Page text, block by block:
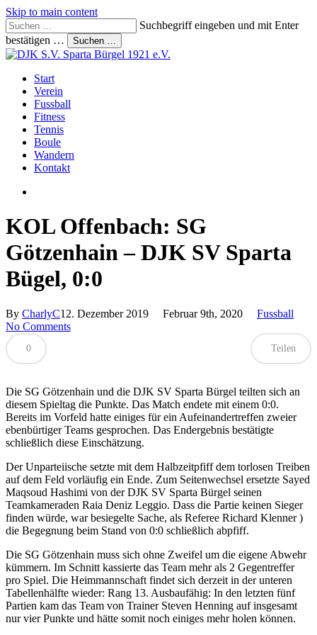
Skip to main content
Suchbegriff eingeben und mit Enter
bestätigen …
Suchen …
Close
search
Menu
Start
Verein
Fussball
Fitness
Tennis
Boule
Wandern
Kontakt
KOL Offenbach: SG
Götzenhain – DJK SV Sparta
Bügel, 0:0
By CharlyC12. Dezember 2019 Februar 9th, 2020
Fussball
No Comments
Teilen
0
Die SG Götzenhain und die DJK SV Sparta Bürgel teilten sich an
diesem Spieltag die Punkte. Das Match endete mit einem 0:0.
Bereits im Vorfeld hatte einiges für ein Aufeinandertreffen zweier
ebenbürtiger Teams gesprochen. Das Endergebnis bestätigte
schließlich diese Einschätzung.
Der Unparteiische setzte mit dem Halbzeitpfiff dem torlosen Treiben
auf dem Feld vorläufig ein Ende. Zum Seitenwechsel ersetzte Sayed
Maqsoud Hashimi von der DJK SV Sparta Bürgel seinen
Teamkameraden Raia Deniz Leggio. Dass die Partie keinen Sieger
finden würde, war besiegelte Sache, als Referee Richard Klenner )
die Begegnung beim Stand von 0:0 schließlich abpfiff.
Die SG Götzenhain muss sich ohne Zweifel um die eigene Abwehr
kümmern. Im Schnitt kassierte das Team mehr als 2 Gegentreffer
pro Spiel. Die Heimmannschaft findet sich derzeit in der unteren
Tabellenhälfte wieder: Rang 13. Ausbaufähig: In den letzten fünf
Partien kam das Team von Trainer Steven Henning auf insgesamt
nur vier Punkte und hätte somit noch einiges mehr holen können.